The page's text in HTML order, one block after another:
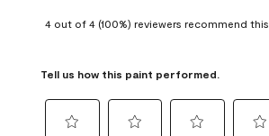
4 out of 4 (100%) reviewers recommend
Tell us how this paint performed.